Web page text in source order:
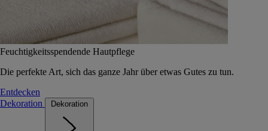
Feuchtigkeitsspendende Hautpflege
Die perfekte Art, sich das ganze Jahr über etwas Gutes zu tun.
Entdecken
Dekoration
Dekoration